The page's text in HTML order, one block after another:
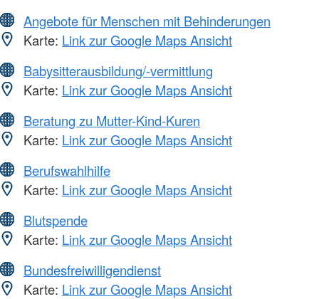
Angebote für Menschen mit Behinderungen
Karte: Link zur Google Maps Ansicht
Babysitterausbildung/-vermittlung
Karte: Link zur Google Maps Ansicht
Beratung zu Mutter-Kind-Kuren
Karte: Link zur Google Maps Ansicht
Berufswahlhilfe
Karte: Link zur Google Maps Ansicht
Blutspende
Karte: Link zur Google Maps Ansicht
Bundesfreiwilligendienst
Karte: Link zur Google Maps Ansicht